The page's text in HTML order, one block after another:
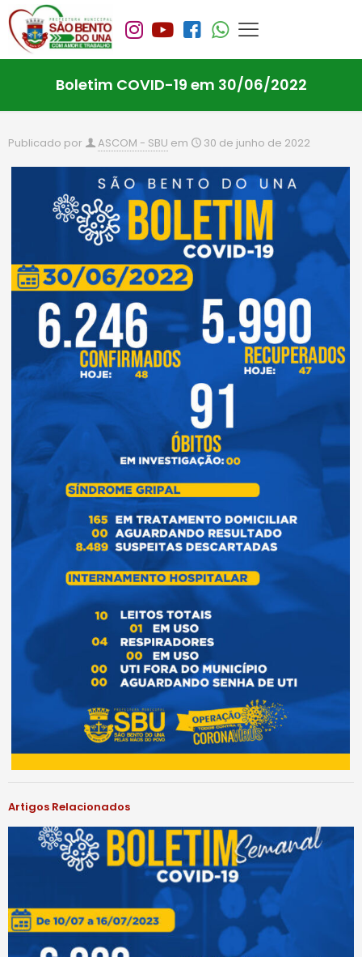
Boletim COVID-19 em 30/06/2022
Publicado por ASCOM - SBU em 30 de junho de 2022
Artigos Relacionados